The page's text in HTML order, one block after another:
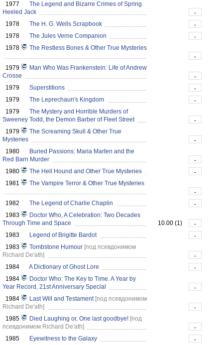
1977
The Legend and Bizarre Crimes of Spring
Heeled Jack
-
1978
The H. G. Wells Scrapbook
-
1978
The Jules Verne Companion
-
1978
The Restless Bones & Other True Mysteries
-
1979
Man Who Was Frankenstein: Life of Andrew
Crosse
-
1979
Superstitions
-
1979
The Leprechaun's Kingdom
-
1979
The Mystery and Horrible Murders of
Sweeney Todd, the Demon Barber of Fleet Street
-
1979
The Screaming Skull & Other True
Mysteries
-
1980
Buried Passions: Maria Marten and the
Red Barn Murder
-
1980
The Hell Hound and Other True Mysteries
-
1981
The Vampire Terror & Other True Mysteries
-
1982
The Legend of Charlie Chaplin
-
1983
Doctor Who, A Celebration: Two Decades
Through Time and Space
10.00 (1)
-
1983
Legend of Brigitte Bardot
-
1983
Tombstone Humour [под псевдонимом
Richard De'ath]
-
1984
A Dictionary of Ghost Lore
-
1984
Doctor Who: The Key to Time. A Year by
Year Record, 21st Anniversary Special
-
1984
Last Will and Testament [под псевдонимом
Richard De'ath]
-
1985
Died Laughing or, One last goodbye! [под
псевдонимом Richard De'ath]
-
1985
Eyewitness to the Galaxy
-